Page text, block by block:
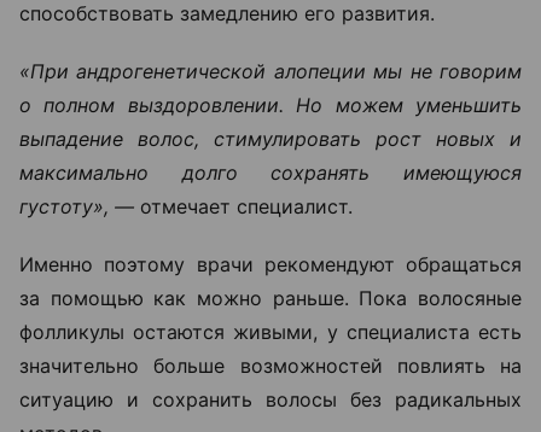
способствовать замедлению его развития.
«При андрогенетической алопеции мы не говорим
о полном выздоровлении. Но можем уменьшить
выпадение волос, стимулировать рост новых и
максимально долго сохранять имеющуюся
густоту», — отмечает специалист.
Именно поэтому врачи рекомендуют обращаться
за помощью как можно раньше. Пока волосяные
фолликулы остаются живыми, у специалиста есть
значительно больше возможностей повлиять на
ситуацию и сохранить волосы без радикальных